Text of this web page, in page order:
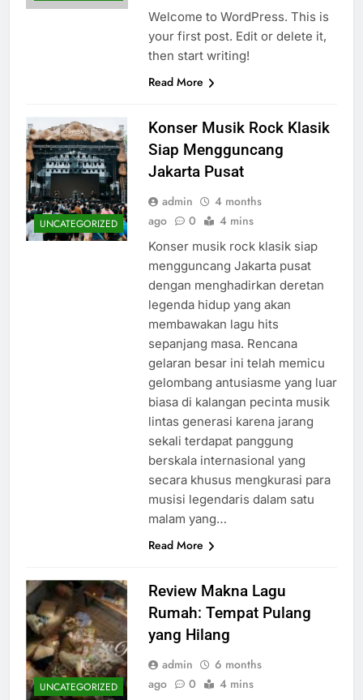
Welcome to WordPress. This is
your first post. Edit or delete it,
then start writing!
Read More
UNCATEGORIZED
Konser Musik Rock Klasik
Siap Mengguncang
Jakarta Pusat
admin
4 months
ago
0 4 mins
Konser musik rock klasik siap
mengguncang Jakarta pusat
dengan menghadirkan deretan
legenda hidup yang akan
membawakan lagu hits
sepanjang masa. Rencana
gelaran besar ini telah memicu
gelombang antusiasme yang luar
biasa di kalangan pecinta musik
lintas generasi karena jarang
sekali terdapat panggung
berskala internasional yang
secara khusus mengkurasi para
musisi legendaris dalam satu
malam yang…
Read More
UNCATEGORIZED
Review Makna Lagu
Rumah: Tempat Pulang
yang Hilang
admin
6 months
ago
0 4 mins